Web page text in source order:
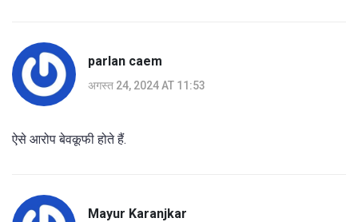
parlan caem
अगस्त 24, 2024 AT 11:53
ऐसे आरोप बेवकूफी होते हैं.
Mayur Karanjkar